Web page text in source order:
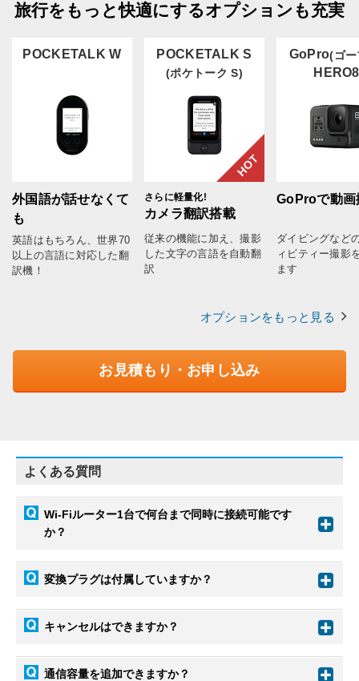
旅行をもっと快適にするオプションも充実
POCKETALK W
外国語が話せなくて
も
英語はもちろん、世界70
以上の言語に対応した翻
訳機！
POCKETALK S
(ポケトーク S)
HOT
さらに軽量化!
カメラ翻訳搭載
従来の機能に加え、撮影
した文字の言語を自動翻
訳
GoPro(ゴ
HERO8
GoProで動画
ダイビングなど
ィビティー撮影
ます
オプションをもっと見る
お見積もり・お申し込み
よくある質問
Wi-Fiルーター1台で何台まで同時に接続可能です
か？
変換プラグは付属していますか？
キャンセルはできますか？
通信容量を追加できますか？